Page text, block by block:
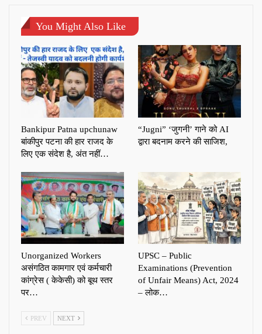
You Might Also Like
Bankipur Patna upchunaw
बांकीपुर पटना की हार राजद के
लिए एक संदेश है, अंत नहीं…
“Jugni” ‘जुगनी’ गाने को AI
द्वारा बदनाम करने की साजिश,
Unorganized Workers
असंगठित कामगार एवं कर्मचारी
कांग्रेस ( केकेसी) को बूथ स्तर
पर…
UPSC – Public
Examinations (Prevention
of Unfair Means) Act, 2024
– लोक…
PREV NEXT